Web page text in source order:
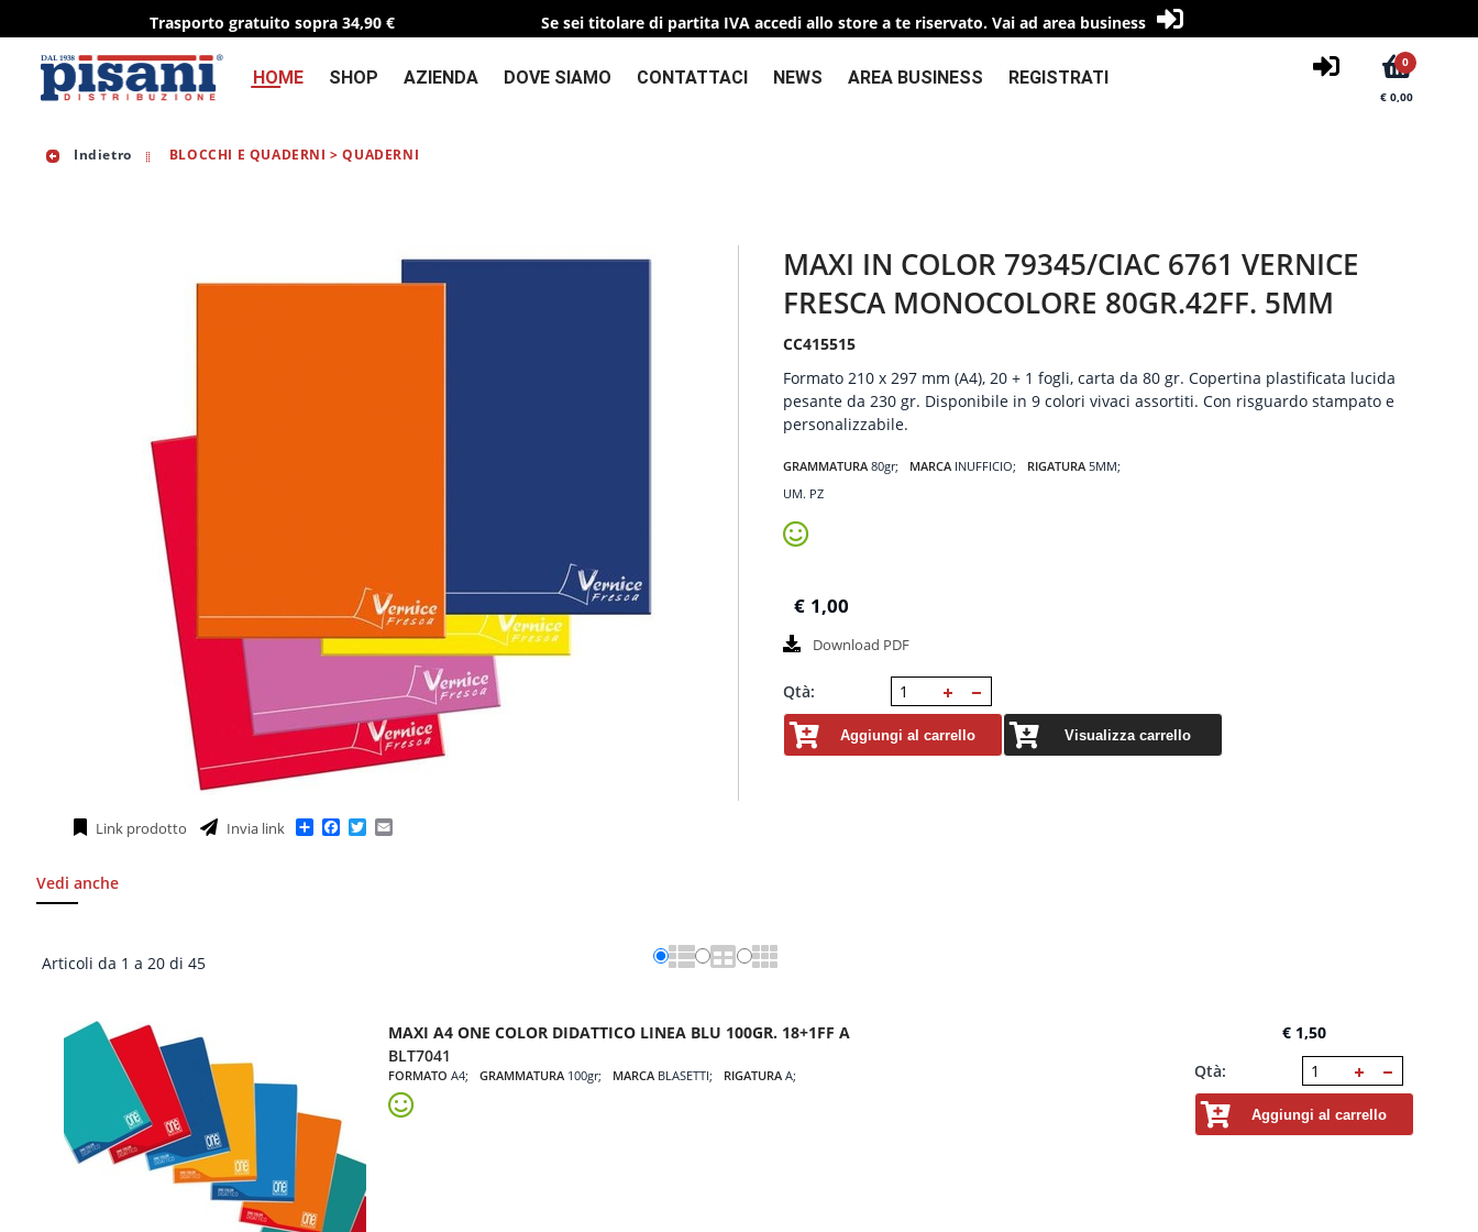
Trasporto gratuito sopra 34,90 € Se sei titolare di partita IVA accedi allo store a te riservato. Vai ad area business
0
€ 0,00
HOME SHOP AZIENDA DOVE SIAMO CONTATTACI NEWS AREA BUSINESS REGISTRATI
Indietro BLOCCHI E QUADERNI > QUADERNI
MAXI IN COLOR 79345/CIAC 6761 VERNICE
FRESCA MONOCOLORE 80GR.42FF. 5MM
CC415515
Formato 210 x 297 mm (A4), 20 + 1 fogli, carta da 80 gr. Copertina plastificata lucida
pesante da 230 gr. Disponibile in 9 colori vivaci assortiti. Con risguardo stampato e
personalizzabile.
GRAMMATURA 80gr MARCA INUFFICIO RIGATURA 5MM
UM. PZ
Download PDF
€ 1,00
Qtà:
Aggiungi al carrello Visualizza carrello
Link prodotto Invia link Condividi
Facebook
TwitterEmail
Vedi anche
Articoli da 1 a 20 di 45
MAXI A4 ONE COLOR DIDATTICO LINEA BLU 100GR. 18+1FF A
BLT7041
FORMATO A4 GRAMMATURA 100gr MARCA BLASETTI RIGATURA A
€ 1,50
Qtà:
Aggiungi al carrello